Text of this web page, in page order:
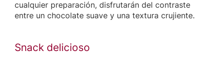
cualquier preparación, disfrutarán del contraste
entre un chocolate suave y una textura crujiente.
Snack delicioso